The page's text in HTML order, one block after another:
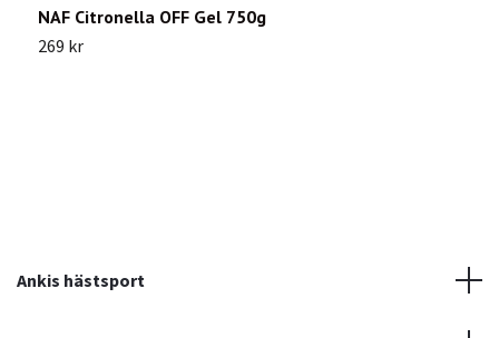
NAF Citronella OFF Gel 750g
269 kr
Ankis hästsport